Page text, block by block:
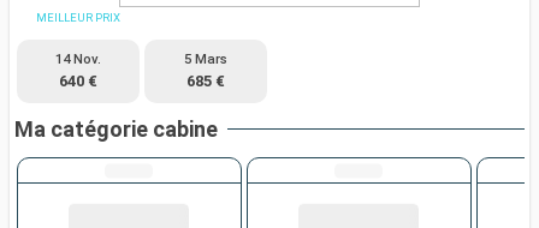
MEILLEUR PRIX
14 Nov.
640 €
5 Mars
685 €
Ma catégorie cabine